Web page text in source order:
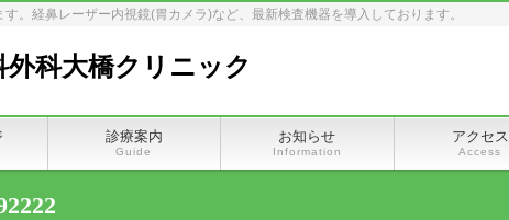
。経鼻レーザー内視鏡(胃カメラ)など、最新検査機器を導入しております。
科大橋クリニック
診療案内
Guide
お知らせ
Information
アクセス
Access